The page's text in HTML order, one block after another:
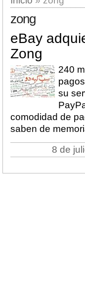
zong
eBay
Zong
240
su
comodidad de
saben de
8 de